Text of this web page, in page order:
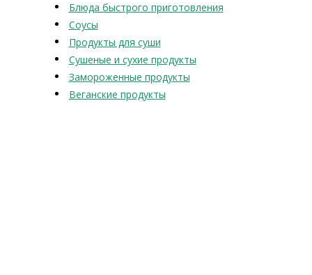
Блюда быстрого приготовления
Соусы
Продукты для суши
Сушеные и сухие продукты
Замороженные продукты
Веганские продукты